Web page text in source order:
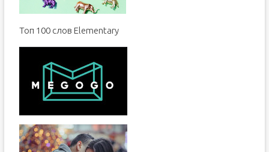
Топ 100 слов Elementary